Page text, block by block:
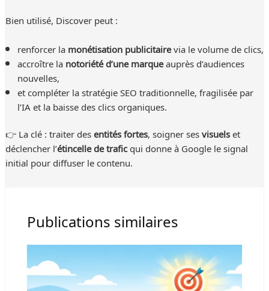
Bien utilisé, Discover peut :
renforcer lamonétisation publicitairevia le volume de clics,
accroître lanotoriété d’une marqueauprès d’audiences
nouvelles,
et compléter la stratégie SEO traditionnelle, fragilisée par
l’IA et la baisse des clics organiques.
👉 La clé : traiter desentités fortes, soigner sesvisuelset
déclencher l’étincelle de traficqui donne à Google le signal
initial pour diffuser le contenu.
Publications similaires